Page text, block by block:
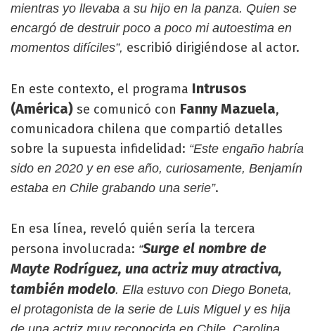
mientras yo llevaba a su hijo en la panza. Quien se
encargó de destruir poco a poco mi autoestima en
momentos difíciles”, escribió dirigiéndose al actor.
En este contexto, el programa Intrusos
(América) se comunicó con Fanny Mazuela,
comunicadora chilena que compartió detalles
sobre la supuesta infidelidad: “Este engaño habría
sido en 2020 y en ese año, curiosamente, Benjamín
estaba en Chile grabando una serie”.
En esa línea, reveló quién sería la tercera
persona involucrada: “Surge el nombre de
Mayte Rodríguez, una actriz muy atractiva,
también modelo. Ella estuvo con Diego Boneta,
el protagonista de la serie de Luis Miguel y es hija